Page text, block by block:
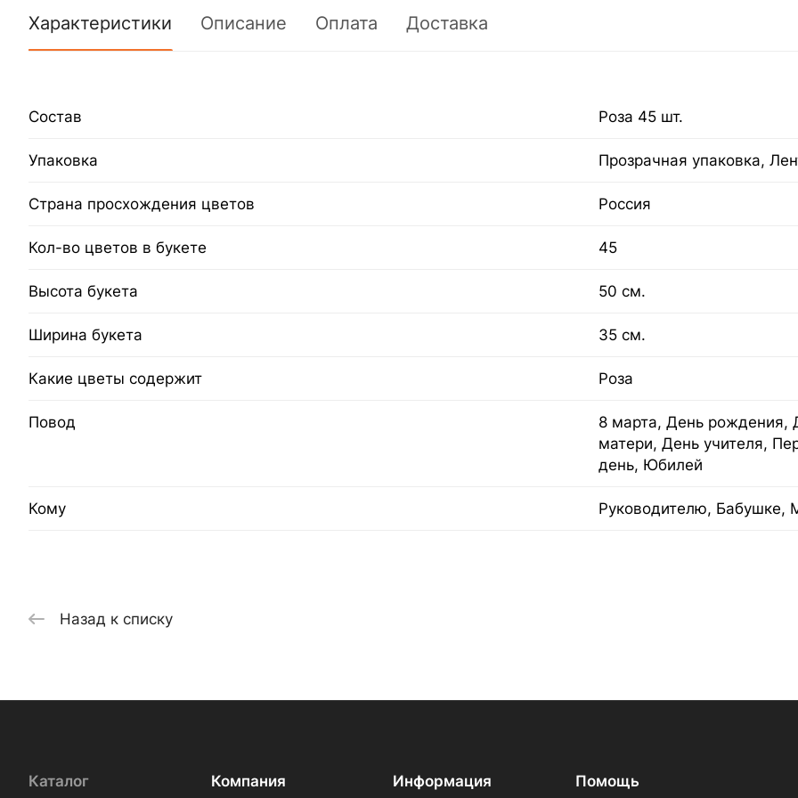
Характеристики Описание Оплата Доставка
Состав Роза 45 шт.
Упаковка Прозрачная упаковка,
Страна просхождения цветов Россия
Кол-во цветов в букете 45
Высота букета 50 см.
Ширина букета 35 см.
Какие цветы содержит Роза
Повод
8 марта, День рождения,
матери, День учителя,
день, Юбилей
Кому Руководителю,
Назад к списку
Каталог Компания Информация Помощь